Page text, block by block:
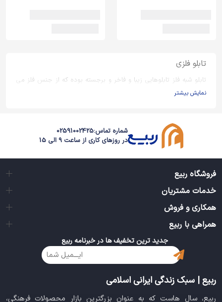
تابلو فلزی
تابلو شبه فلز تابلوهایی زیبا و فاخر و برجسته بوده که از جنس فلز می
باشند.
نمایش بیشتر
شماره تماس:02591002425
در روزهای کاری از ساعت 9 الی 15
فروشگاه ربیع
خدمات مشتریان
همکاری و فروش
همراهی با ربیع
جدید ترین تخفیف ها در خبرنامه ربیع
ربیع | سبک زندگی ایرانی اسلامی
ربیع، سال هاست که به عنوان بزرگترین بازار محصولات فرهنگی،